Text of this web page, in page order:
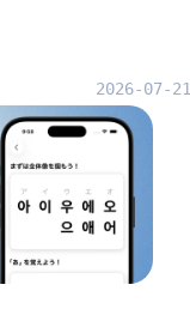
2026-07-21